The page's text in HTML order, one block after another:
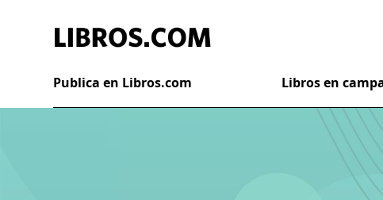
Publica en Libros.com Libros en